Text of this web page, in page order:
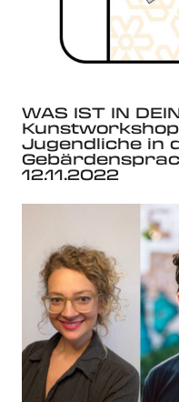
WAS IST IN
Jugendliche in
12.11.2022